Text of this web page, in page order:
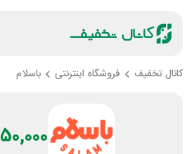
کانال تخفیف فروشگاه اینترنتی باسلام
50,000 تومان